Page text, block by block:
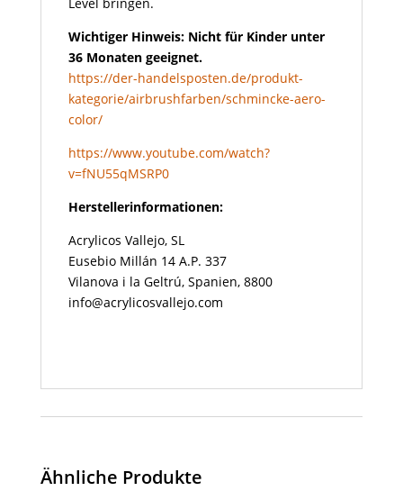
Level bringen.
Wichtiger Hinweis: Nicht für Kinder unter
36 Monaten geeignet.
https://der-handelsposten.de/produkt-
kategorie/airbrushfarben/schmincke-aero-
color/
https://www.youtube.com/watch?
v=fNU55qMSRP0
Herstellerinformationen:
Acrylicos Vallejo, SL
Eusebio Millán 14 A.P. 337
Vilanova i la Geltrú, Spanien, 8800
info@acrylicosvallejo.com
Ähnliche Produkte